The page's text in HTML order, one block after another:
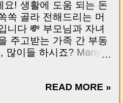
가 세금으로 빠질 수도
." "나는 주택이 두 채뿐
겠지?" "전세만 주는데
않나?" "월세 조금 받는
않을까?"라고 생각하셨
용어는 최대한 빼고, ①
and potential
and how you can
your tax savings in an
friendly way! 부부 공동
엇인가요? What Is
부부 공동 명의는 부부
한 채의 부동산을 구매할
요! 생활에 도움 되는 돈
쏙 골라 전해드리는 머
니다 💸 부모님과 자녀
주고받는 가족 간 부동
많이들 하시죠? Many
하지만 마음은 가족이라
READ MORE »